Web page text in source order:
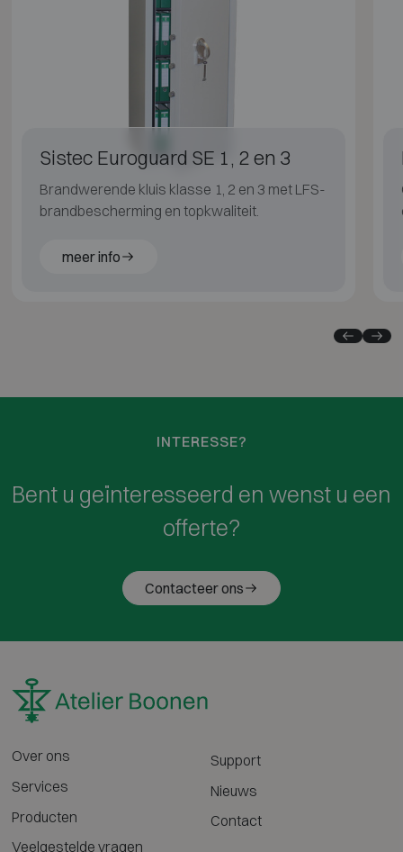
Sistec Euroguard SE 1, 2 en 3
Brandwerende kluis klasse 1, 2 en 3 met LFS-
brandbescherming en topkwaliteit.
meer info
INTERESSE?
Bent u geïnteresseerd en wenst u een
offerte?
Contacteer ons
Over ons
Services
Producten
Veelgestelde vragen
Support
Nieuws
Contact